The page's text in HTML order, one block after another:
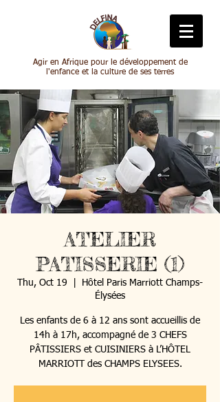
Agir en Afrique pour le développement de
l'enfance et la culture de ses terres
ATELIER
PATISSERIE (1)
Thu, Oct 19
Hôtel Paris Marriott Champs-
Élysées
Les enfants de 6 à 12 ans sont accueillis de
14h à 17h, accompagné de 3 CHEFS
PÂTISSIERS et CUISINIERS à L’HÔTEL
MARRIOTT des CHAMPS ELYSEES.